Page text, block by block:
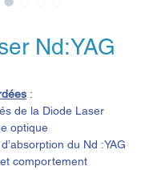
Nd:YAG
:
de la Diode Laser
optique
du Nd :YAG
comportement